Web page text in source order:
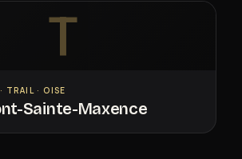
T
TRAIL · OISE
Sainte-Maxence